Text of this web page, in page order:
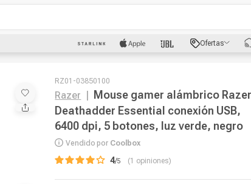
Ofertas
RZ01-03850100
Razer
Mouse gamer alámbrico Razer
Deathadder Essential conexión USB,
6400 dpi, 5 botones, luz verde, negro
Vendido por Coolbox
4/ 1 opiniones